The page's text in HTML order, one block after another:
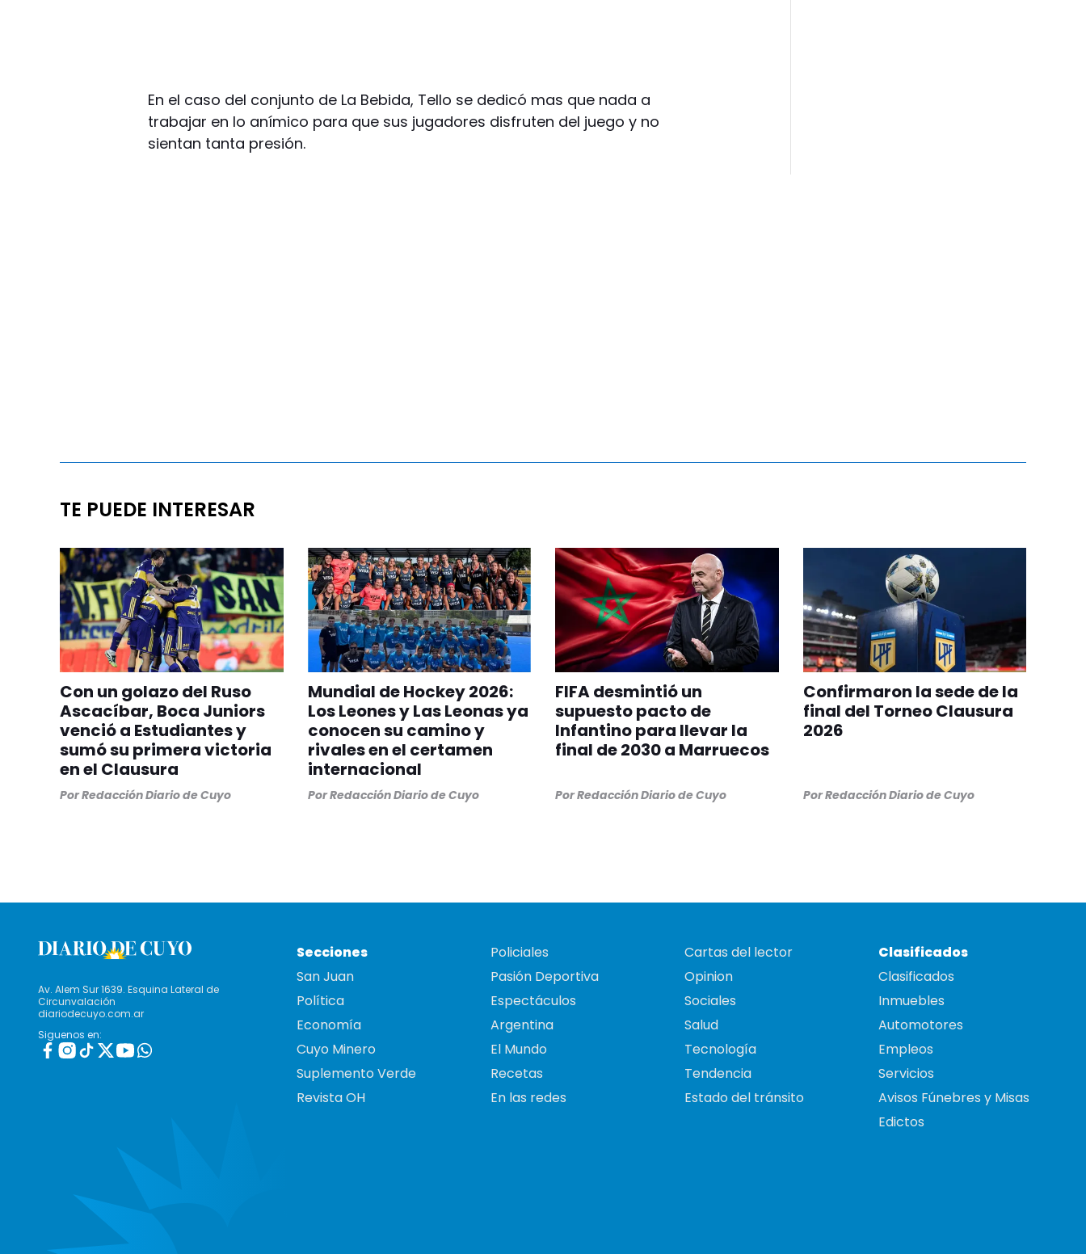
En el caso del conjunto de La Bebida, Tello se dedicó mas que nada a
trabajar en lo anímico para que sus jugadores disfruten del juego y no
sientan tanta presión.
TE PUEDE INTERESAR
Con un golazo del Ruso
Ascacíbar, Boca Juniors
venció a Estudiantes y
sumó su primera victoria
en el Clausura
PorRedacción Diario de Cuyo
Mundial de Hockey 2026:
Los Leones y Las Leonas ya
conocen su camino y
rivales en el certamen
internacional
PorRedacción Diario de Cuyo
FIFA desmintió un
supuesto pacto de
Infantino para llevar la
final de 2030 a Marruecos
PorRedacción Diario de Cuyo
Confirmaron la sede de la
final del Torneo Clausura
2026
PorRedacción Diario de Cuyo
Av. Alem Sur 1639. Esquina Lateral de
Circunvalación
diariodecuyo.com.ar
Siguenos en:
Secciones
San Juan
Política
Economía
Cuyo Minero
Suplemento Verde
Revista OH
Policiales
Pasión Deportiva
Espectáculos
Argentina
El Mundo
Recetas
En las redes
Cartas del lector
Opinion
Sociales
Salud
Tecnología
Tendencia
Estado del tránsito
Clasificados
Clasificados
Inmuebles
Automotores
Empleos
Servicios
Avisos Fúnebres y Misas
Edictos